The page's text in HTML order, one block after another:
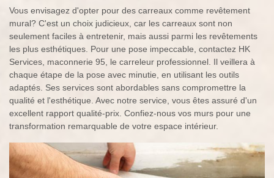
Vous envisagez d'opter pour des carreaux comme revêtement
mural? C'est un choix judicieux, car les carreaux sont non
seulement faciles à entretenir, mais aussi parmi les revêtements
les plus esthétiques. Pour une pose impeccable, contactez HK
Services, maconnerie 95, le carreleur professionnel. Il veillera à
chaque étape de la pose avec minutie, en utilisant les outils
adaptés. Ses services sont abordables sans compromettre la
qualité et l'esthétique. Avec notre service, vous êtes assuré d'un
excellent rapport qualité-prix. Confiez-nous vos murs pour une
transformation remarquable de votre espace intérieur.